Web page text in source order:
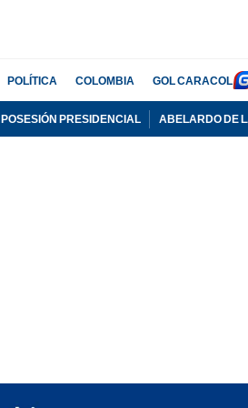
POLÍTICA COLOMBIA GOL CARACOL
POSESIÓN PRESIDENCIAL ABELARDO DE